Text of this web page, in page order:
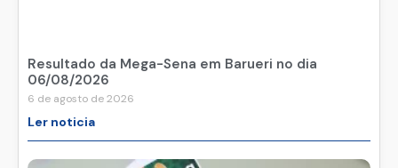
Resultado da Mega-Sena em Barueri no dia
06/08/2026
6 de agosto de 2026
Ler noticia